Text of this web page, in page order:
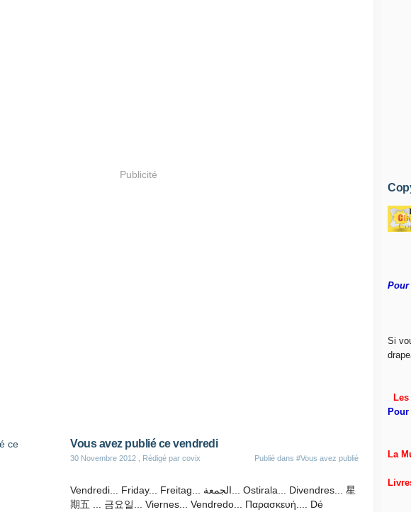
Publicité
Vous avez publié ce vendredi
30 Novembre 2012 , Rédigé par covix Publié dans #Vous avez publié
Vendredi... Friday... Freitag... الجمعة... Ostirala... Divendres... 星
期五 ... 금요일... Viernes... Vendredo... Παρασκευή.... Dé
Pour
Si
La